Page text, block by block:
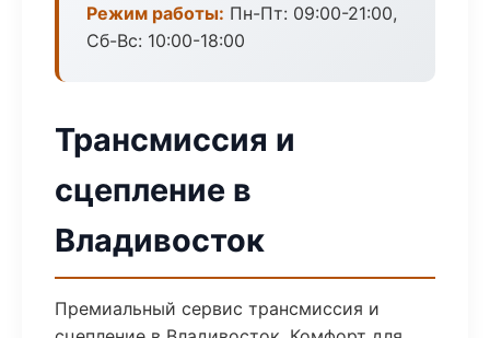
Режим работы: Пн-Пт: 09:00-21:00,
Сб-Вс: 10:00-18:00
Трансмиссия и
сцепление в
Владивосток
Премиальный сервис трансмиссия и